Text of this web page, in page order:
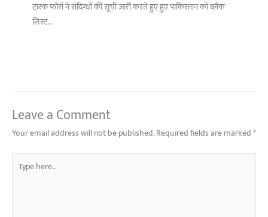
टास्क फोर्स ने संदिग्धों की सूची जारी करते हुए हुए पाकिस्तान को ब्लैक
लिस्ट…
Leave a Comment
Your email address will not be published.Required fields are marked*
here..